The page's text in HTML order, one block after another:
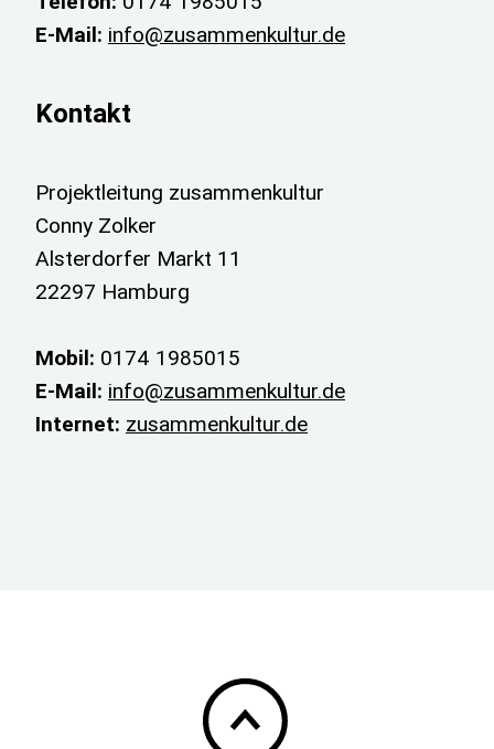
E-Mail: info@zusammenkultur.de
Kontakt
Projektleitung zusammenkultur
Conny Zolker
Alsterdorfer Markt 11
22297 Hamburg
Mobil: 0174 1985015
E-Mail: info@zusammenkultur.de
Internet: zusammenkultur.de